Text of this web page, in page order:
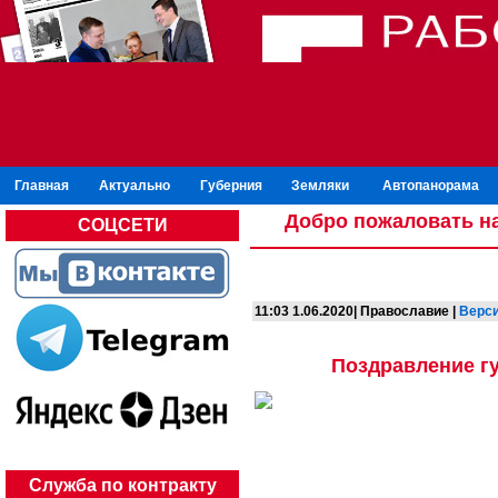
Главная Актуально Губерния Земляки Автопанорама
СОЦСЕТИ
Служба по контракту
Добро пожаловать
11:03 1.06.2020| Православие |
Поздравление